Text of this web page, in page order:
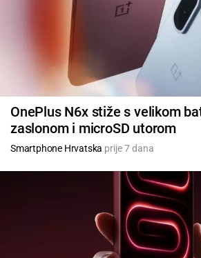
OnePlus N6x stiže s velikom
zaslonom i microSD utorom
Smartphone Hrvatska prije 7 dana